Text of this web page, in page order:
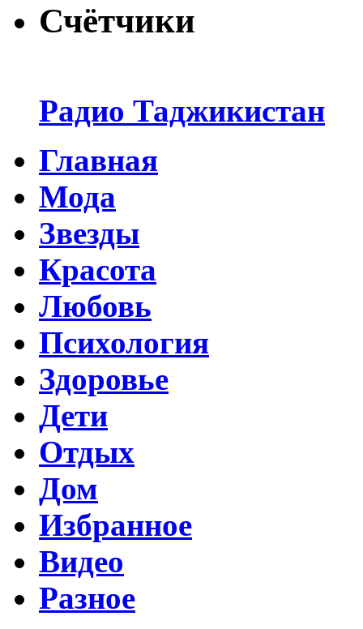
Счётчики
Радио Таджикистан
Главная
Мода
Звезды
Красота
Любовь
Психология
Здоровье
Дети
Отдых
Дом
Избранное
Видео
Разное